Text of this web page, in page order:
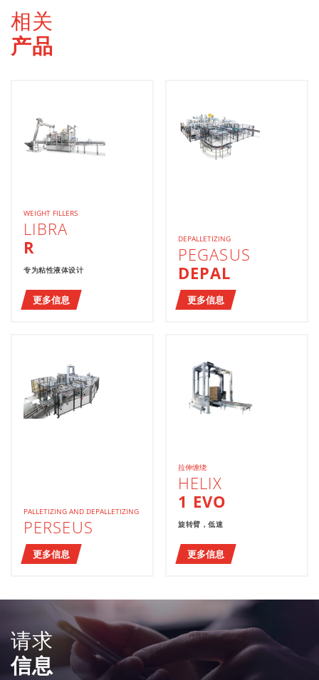
相关
产品
WEIGHT FILLERS
LIBRA
R
专为粘性液体设计
更多信息
DEPALLETIZING
PEGASUS
DEPAL
更多信息
PALLETIZING AND DEPALLETIZING
PERSEUS
更多信息
拉伸缠绕
HELIX
1 EVO
旋转臂，低速
更多信息
请求
信息